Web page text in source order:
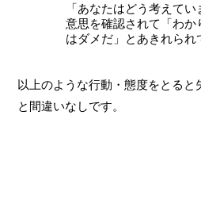
「あなたはどう考えて
意思を確認されて「わ
はダメだ」とあきれられ
以上のような行動・態度をとると
と間違いなしです。